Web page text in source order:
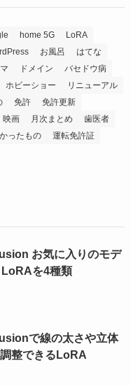
home 5G
LoRA
お風呂
はてな
ドメイン
バセドウ病
ホビーショー
リニューアル
免許
免許更新
映画 月次まとめ
歯医者
ったもの
運転免許証
お気に入りのモデ
を4種類
で線の太さや立体
整できるLoRA